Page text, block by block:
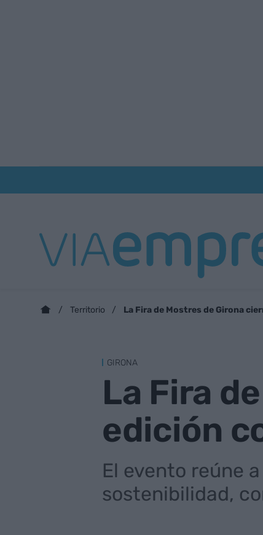
Territorio La Fira de Mostres de Girona
GIRONA
La Fira
edición
El evento reúne
sostenibilidad,